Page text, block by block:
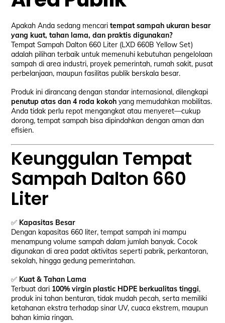
Apakah Anda sedang mencaritempat sampah ukuran besar
yang kuat, tahan lama, dan praktis digunakan?
Tempat Sampah Dalton 660 Liter (LXD 660B Yellow Set)
adalah pilihan terbaik untuk memenuhi kebutuhan pengelolaan
sampah di area industri, proyek pemerintah, rumah sakit, pusat
perbelanjaan, maupun fasilitas publik berskala besar.
Produk ini dirancang dengan standar internasional, dilengkapi
penutup atas dan 4 roda kokoh yang memudahkan mobilitas.
Anda tidak perlu repot mengangkat atau menyeret—cukup
dorong, tempat sampah bisa dipindahkan dengan aman dan
efisien.
Keunggulan Tempat
Sampah Dalton 660
Liter
✅ Kapasitas Besar
Dengan kapasitas 660 liter, tempat sampah ini mampu
menampung volume sampah dalam jumlah banyak. Cocok
digunakan di area padat aktivitas seperti pabrik, perkantoran,
sekolah, hingga gedung pemerintahan.
✅ Kuat & Tahan Lama
Terbuat dari 100% virgin plastic HDPE berkualitas tinggi,
produk ini tahan benturan, tidak mudah pecah, serta memiliki
ketahanan ekstra terhadap sinar UV, cuaca ekstrem, maupun
bahan kimia ringan.